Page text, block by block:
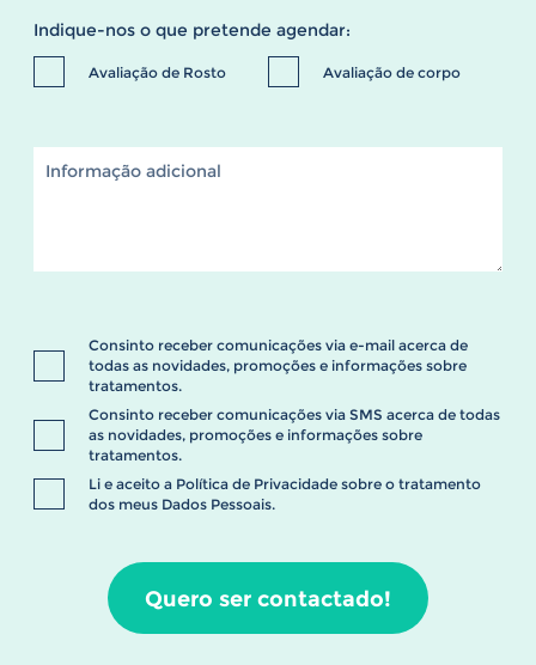
Indique-nos o que pretende agendar:
Avaliação de Rosto Avaliação de corpo
Consinto receber comunicações via e-mail acerca de
todas as novidades, promoções e informações sobre
tratamentos.
Consinto receber comunicações via SMS acerca de todas
as novidades, promoções e informações sobre
tratamentos.
Li e aceito a Política de Privacidade sobre o tratamento
dos meus Dados Pessoais.
Quero ser contactado!